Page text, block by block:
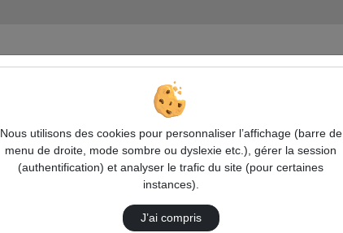
Nous utilisons des cookies pour personnaliser l’affichage (barre de
menu de droite, mode sombre ou dyslexie etc.), gérer la session
(authentification) et analyser le trafic du site (pour certaines
instances).
J’ai compris